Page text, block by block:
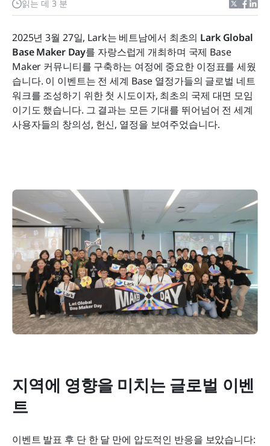
읽는 데 3 분
2025년 3월 27일, Lark는 베트남에서 최초의 Lark Global
Base Maker Day를 자랑스럽게 개최하며 국제 Base
Maker 커뮤니티를 구축하는 여정에 중요한 이정표를 세웠
습니다. 이 이벤트는 전 세계 Base 열정가들의 글로벌 네트
워크를 조성하기 위한 첫 시도이자, 최초의 국제 대면 모임
이기도 했습니다. 그 결과는 모든 기대를 뛰어넘어 전 세계
사용자들의 창의성, 헌신, 열정을 보여주었습니다.
지역에 영향을 미치는 글로벌 이벤
트
헌신과 협력
수상자 축하